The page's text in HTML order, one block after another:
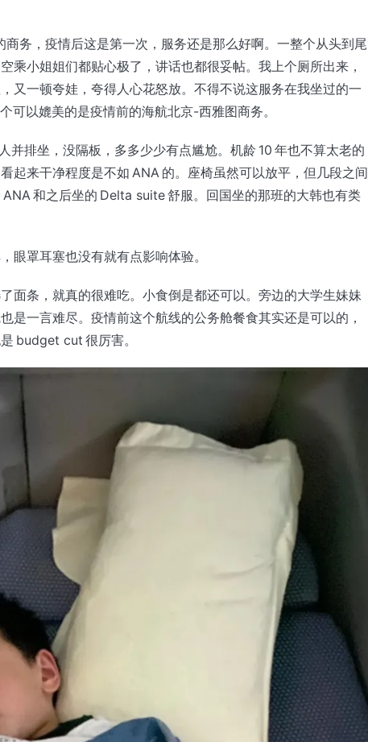
务，疫情后这是第一次，服务还是那么好啊。一整个从头到尾
乘小姐姐们都贴心极了，讲话也都很妥帖。我上个厕所出来，
又一顿夸娃，夸得人心花怒放。不得不说这服务在我坐过的一
可以媲美的是疫情前的海航北京-西雅图商务。
并排坐，没隔板，多多少少有点尴尬。机龄 10 年也不算太老的
起来干净程度是不如 ANA 的。座椅虽然可以放平，但几段之间
和之后坐的 Delta suite 舒服。回国坐的那班的大韩也有类
眼罩耳塞也没有就有点影响体验。
面条，就真的很难吃。小食倒是都还可以。旁边的大学生妹妹
是一言难尽。疫情前这个航线的公务舱餐食其实还是可以的，
budget cut 很厉害。